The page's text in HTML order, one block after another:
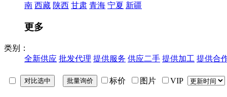
南 西藏 陕西 甘肃 青海 宁夏 新疆
更多
类别：
全新供应 批发代理 提供服务 供应二手 提供加工 提供合
标价 图片 VIP